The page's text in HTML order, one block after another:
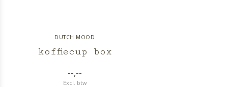
DUTCH MOOD
koffiecup box
--,--
Excl. btw